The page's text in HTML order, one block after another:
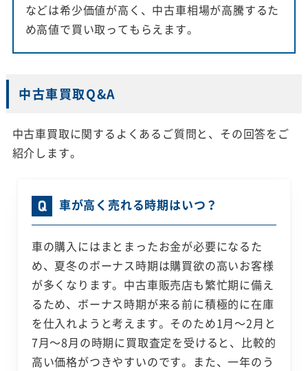
などは希少価値が高く、中古車相場が高騰するた
め高値で買い取ってもらえます。
中古車買取Q&A
中古車買取に関するよくあるご質問と、その回答をご
紹介します。
車が高く売れる時期はいつ？
車の購入にはまとまったお金が必要になるた
め、夏冬のボーナス時期は購買欲の高いお客様
が多くなります。中古車販売店も繁忙期に備え
るため、ボーナス時期が来る前に積極的に在庫
を仕入れようと考えます。そのため1月～2月と
7月～8月の時期に買取査定を受けると、比較的
高い価格がつきやすいのです。また、一年のう